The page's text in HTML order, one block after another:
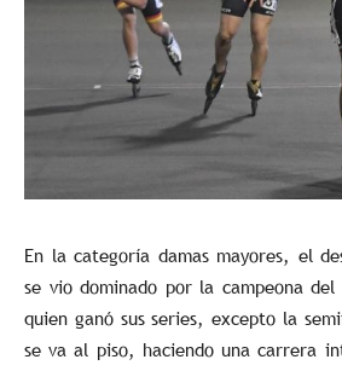
En la categoría damas mayores, el
se vio dominado por la campeona del
quien ganó sus series, excepto la
se va al piso, haciendo una carrera